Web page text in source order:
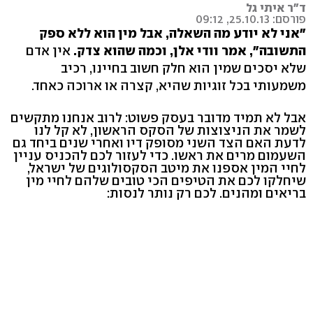
ד"ר איתי גל
פורסם: 25.10.13, 09:12
"אני לא יודע מה השאלה, אבל מין הוא ללא ספק
התשובה", אמר וודי אלן, וכמה שהוא צדק. אין אדם
שלא יסכים שמין הוא חלק חשוב בחיינו, רכיב
משמעותי בכל זוגיות שהיא, קצרה או ארוכה כאחד.
אבל לא תמיד מדובר בעסק פשוט: לרוב אנחנו מתקשים
לשמר את הניצוצות של הסקס הראשון, לא קל לנו
לדעת האם הצד השני מסופק דיו ואחרי שנים ביחד גם
השעמום מרים את ראשו. כדי לעזור לכם להכניס עניין
לחיי המין אספנו את מיטב הסקסולוגים של ישראל,
שיחלקו לכם את הטיפים הכי טובים שלהם לחיי מין
בריאים ומהנים. לכם רק נותר לנסות: